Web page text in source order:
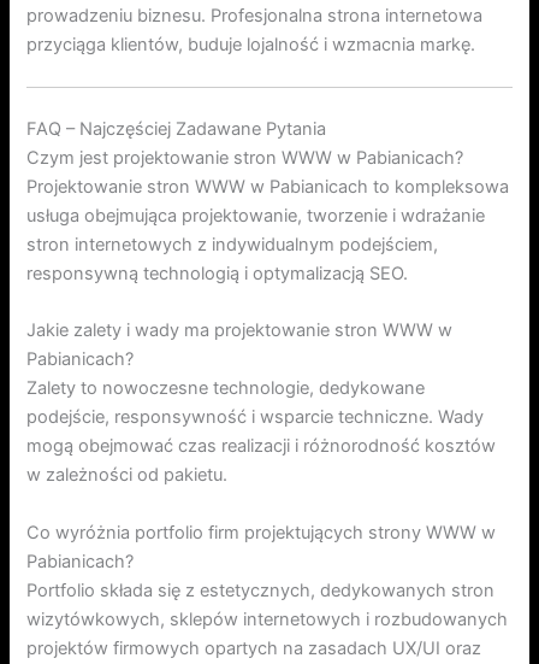
prowadzeniu biznesu. Profesjonalna strona internetowa
przyciąga klientów, buduje lojalność i wzmacnia markę.
FAQ – Najczęściej Zadawane Pytania
Czym jest projektowanie stron WWW w Pabianicach?
Projektowanie stron WWW w Pabianicach to kompleksowa
usługa obejmująca projektowanie, tworzenie i wdrażanie
stron internetowych z indywidualnym podejściem,
responsywną technologią i optymalizacją SEO.
Jakie zalety i wady ma projektowanie stron WWW w
Pabianicach?
Zalety to nowoczesne technologie, dedykowane
podejście, responsywność i wsparcie techniczne. Wady
mogą obejmować czas realizacji i różnorodność kosztów
w zależności od pakietu.
Co wyróżnia portfolio firm projektujących strony WWW w
Pabianicach?
Portfolio składa się z estetycznych, dedykowanych stron
wizytówkowych, sklepów internetowych i rozbudowanych
projektów firmowych opartych na zasadach UX/UI oraz